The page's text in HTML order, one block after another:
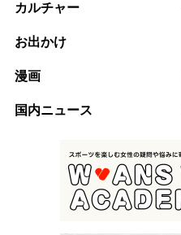
カルチャー
お出かけ
漫画
国内ニュース